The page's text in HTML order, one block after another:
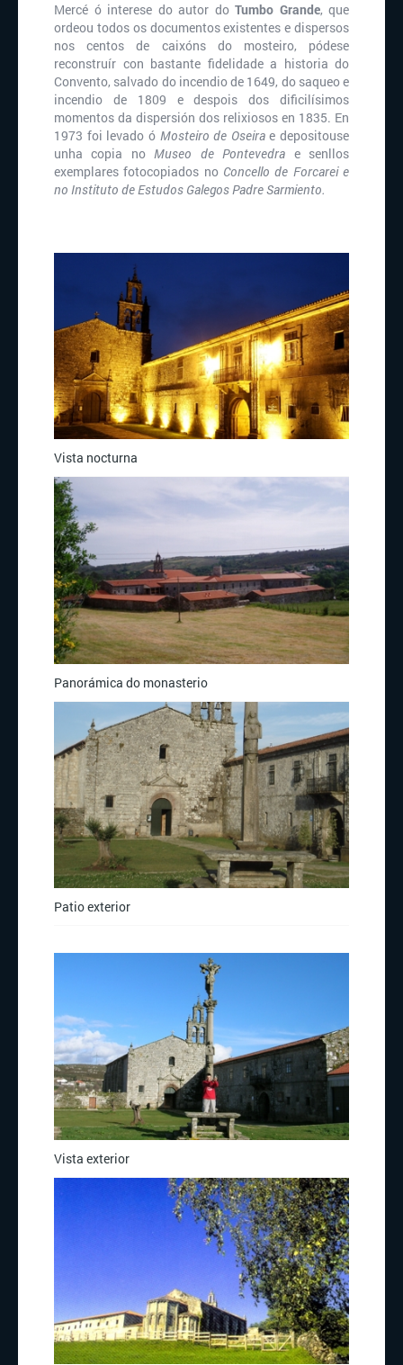
Mercé ó interese do autor do Tumbo Grande, que
ordeou todos os documentos existentes e dispersos
nos centos de caixóns do mosteiro, pódese
reconstruír con bastante fidelidade a historia do
Convento, salvado do incendio de 1649, do saqueo e
incendio de 1809 e despois dos dificilísimos
momentos da dispersión dos relixiosos en 1835. En
1973 foi levado ó Mosteiro de Oseirae depositouse
unha copia noMuseo de Pontevedra e senllos
exemplares fotocopiados no Concello de Forcarei e
no Instituto de Estudos Galegos Padre Sarmiento.
Vista nocturna
Panorámica do monasterio
Patio exterior
Vista exterior